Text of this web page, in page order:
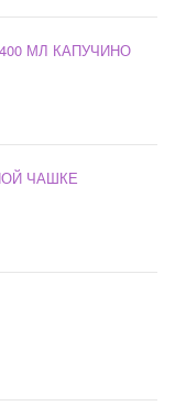
МЛ КАПУЧИНО
ЧАШКЕ